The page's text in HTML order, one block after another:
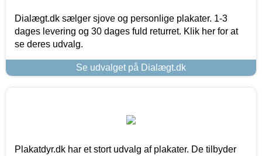
Dialægt.dk sælger sjove og personlige plakater. 1-3
dages levering og 30 dages fuld returret. Klik her for at
se deres udvalg.
Se udvalget på Dialægt.dk
Plakatdyr.dk har et stort udvalg af plakater. De tilbyder